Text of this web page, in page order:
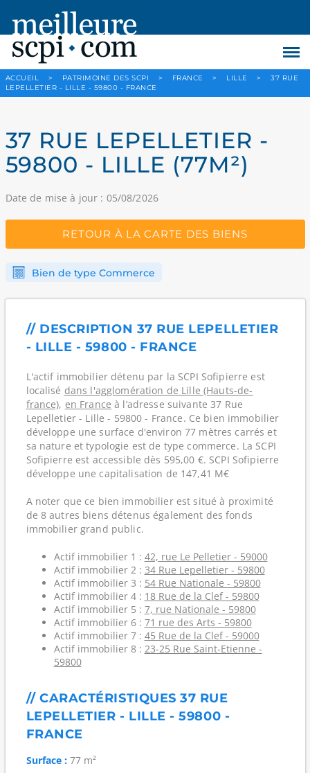
ACCUEIL > PATRIMOINE DES SCPI > FRANCE > LILLE >
37 RUE
LEPELLETIER - LILLE - 59800 - FRANCE
37 RUE LEPELLETIER -
59800 - LILLE (77M²)
Date de mise à jour : 05/08/2026
RETOUR À LA CARTE DES BIENS
Bien de type Commerce
// DESCRIPTION 37 RUE LEPELLETIER
- LILLE - 59800 - FRANCE
L'actif immobilier détenu par la SCPI Sofipierre est
localisé dans l'agglomération de Lille (Hauts-de-
france), en France à l’adresse suivante 37 Rue
Lepelletier - Lille - 59800 - France. Ce bien immobilier
développe une surface d'environ 77 mètres carrés et
sa nature et typologie est de type commerce. La SCPI
Sofipierre est accessible dès 595,00 €. SCPI Sofipierre
développe une capitalisation de 147,41 M€
A noter que ce bien immobilier est situé à proximité
de 8 autres biens détenus également des fonds
immobilier grand public.
Actif immobilier 1 : 42, rue Le Pelletier - 59000
Actif immobilier 2 : 34 Rue Lepelletier - 59800
Actif immobilier 3 : 54 Rue Nationale - 59800
Actif immobilier 4 : 18 Rue de la Clef - 59800
Actif immobilier 5 : 7, rue Nationale - 59800
Actif immobilier 6 : 71 rue des Arts - 59800
Actif immobilier 7 : 45 Rue de la Clef - 59000
Actif immobilier 8 : 23-25 Rue Saint-Etienne -
59800
// CARACTÉRISTIQUES 37 RUE
LEPELLETIER - LILLE - 59800 -
FRANCE
Surface :77 m²